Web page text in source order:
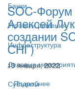
Банки
Угрозы и решения
Инфраструктура
Деловые
Субъекты
SOC-
Алексей
создании
СНГ)
13 января, 2022
Подробнее